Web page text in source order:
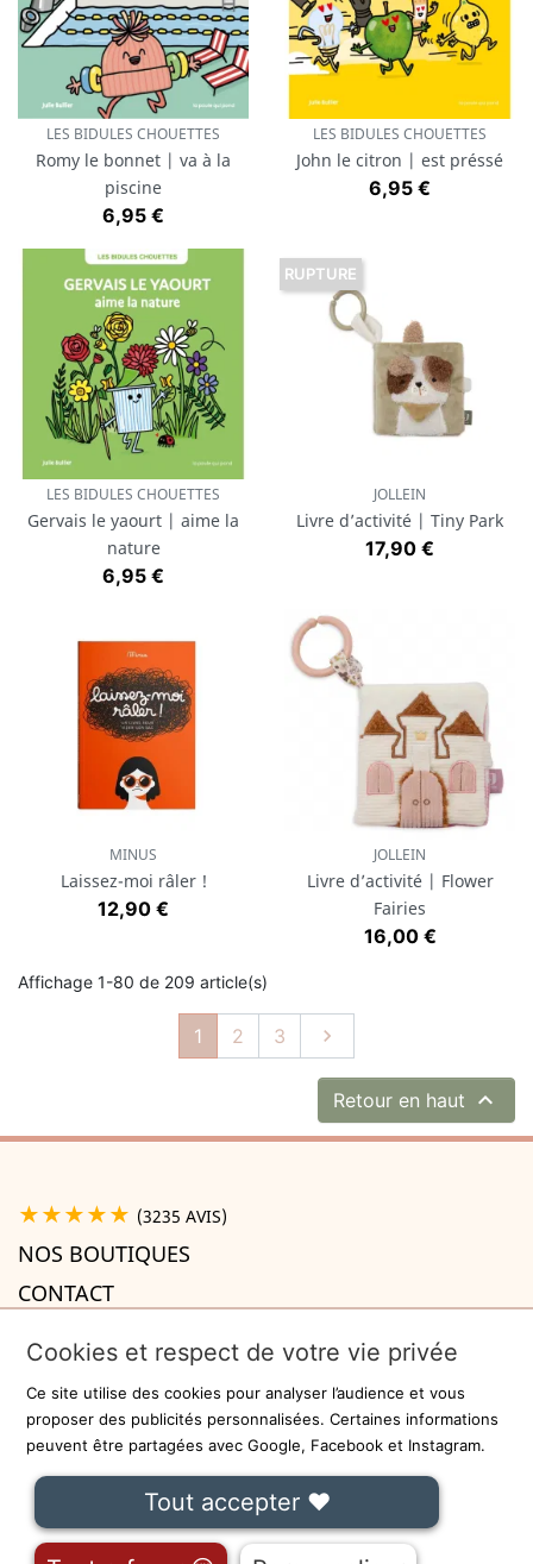
LES BIDULES CHOUETTES
Romy le bonnet | va à la
piscine
Prix
6,95 €
LES BIDULES CHOUETTES
John le citron | est préssé
Prix
6,95 €
LES BIDULES CHOUETTES
Gervais le yaourt | aime la
nature
Prix
6,95 €
JOLLEIN
Livre d’activité | Tiny Park
Prix
17,90 €
RUPTURE
MINUS
Laissez-moi râler !
Prix
12,90 €
JOLLEIN
Livre d’activité | Flower
Fairies
Prix
16,00 €
Affichage 1-80 de 209 article(s)
1 2 3 Suivant

Retour en haut 
★★★★★ (3235 AVIS)
NOS BOUTIQUES
CONTACT
INFORMATIONS
Recevez la newsletter
On ne communiquera jamais votre adresse e-mail à des tiers.
Fait avec à Lille - Sécurisé par -
Cookies et respect de votre vie privée
Ce site utilise des cookies pour analyser l’audience et vous
proposer des publicités personnalisées. Certaines informations
peuvent être partagées avec Google, Facebook et Instagram.
Tout accepter ❤